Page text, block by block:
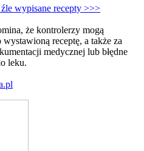
wypisane recepty >>>
że kontrolerzy mogą
receptę, a także za
medycznej lub błędne
leku.